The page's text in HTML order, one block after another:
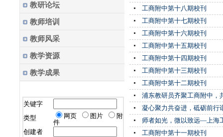
教研论坛
教师培训
教师风采
教学资源
教学成果
关键字
类型
网页 图片
附
件
创建者
工商附中第十八期校刊
工商附中第十七期校刊
工商附中第十六期校刊
工商附中第十五期校刊
工商附中第十四期校刊
工商附中第十三期校刊
工商附中第十二期校刊
浦东教研员齐聚工商附中，
凝心聚力共奋进，砥砺前
师者如光，微以致远—上海
工商附中第十一期校刊